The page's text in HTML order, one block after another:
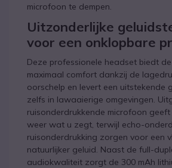
microfoon te dempen.
Uitzonderlijke
voor een onklopbare
Deze professionele headset biedt
maximaal comfort dankzij de
oorschelp en levert een uitstekende
zelfs in lawaaierige omgevingen.
ruisonderdrukkende microfoon
weer wat u zegt, terwijl echo-
ruisonderdrukking zorgen voor een
natuurlijker geluid. Naast de full-
audiokwaliteit zorgt de 300 mAh